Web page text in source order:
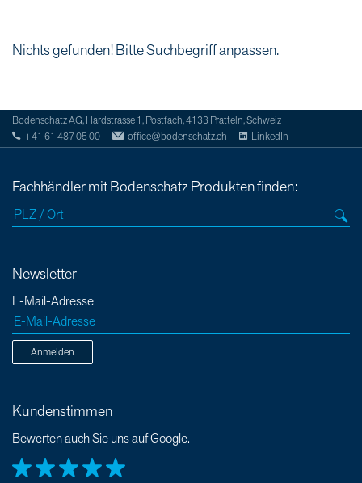
Nichts gefunden! Bitte Suchbegriff anpassen.
Bodenschatz AG, Hardstrasse 1, Postfach, 4133 Pratteln, Schweiz
+41 61 487 05 00
office@bodenschatz.ch LinkedIn
Fachhändler mit Bodenschatz Produkten finden:
Newsletter
E-Mail-Adresse
Anmelden
Kundenstimmen
Bewerten auch Sie uns auf Google.